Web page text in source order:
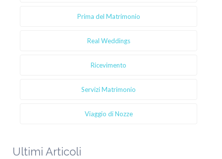
Prima del Matrimonio
Real Weddings
Ricevimento
Servizi Matrimonio
Viaggio di Nozze
Ultimi Articoli